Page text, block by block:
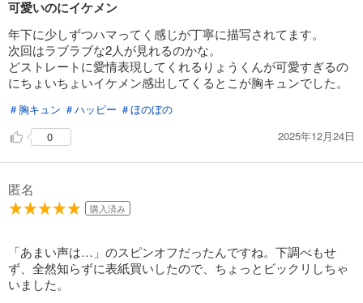
可愛いのにイケメン
年下に少しずつハマってく感じが丁寧に描写されてます。
次回はラブラブな2人が見れるのかな。
どストレートに愛情表現してくれるりょうくんが可愛すぎるの
にちょいちょいイケメン感出してくるとこが胸キュンでした。
＃胸キュン ＃ハッピー ＃ほのぼの
0
2025年12月24日
匿名
購入済み
「あまい声は…」のスピンオフだったんですね。下調べもせ
ず、全然知らずに表紙買いしたので、ちょっとビックリしちゃ
いました。